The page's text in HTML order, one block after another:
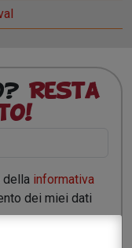
Resta
della informativa
dei miei dati